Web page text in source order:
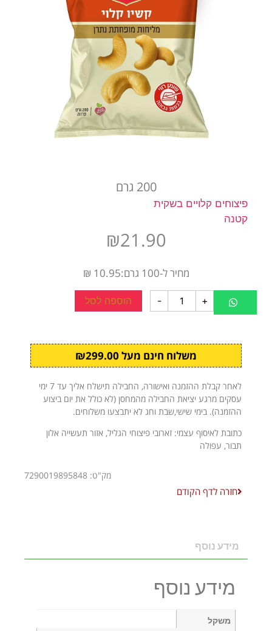
200 גרם
פיצוחים קלויים בשקית
קטנה
₪21.90
מחיר ל-100 גרם:10.95 ₪
- + הוספה לסל
משלוח חינם מעל ₪299.00
לאחר קבלת ההזמנה ואישורה, החבילה תישלח אליך עד 7 ימי
עסקים מרגע יציאת החבילה מהמחסן (לא כולל את יום ביצוע
ההזמנה). בימי שישי,שבת וחג לא יתבצעו משלוחים.
כתובת לאיסוף עצמי: זארובי פיצוחי הגליל, אזור תעשייה אלון
תבור, עפולה
מק"ט: 7290019895848
חזרה לדף הקודם
מידע נוסף
מידע נוסף
משקל